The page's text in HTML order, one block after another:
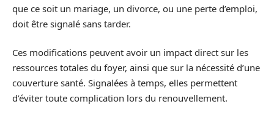
que ce soit un mariage, un divorce, ou une perte d’emploi,
doit être signalé sans tarder.
Ces modifications peuvent avoir un impact direct sur les
ressources totales du foyer, ainsi que sur la nécessité d’une
couverture santé. Signalées à temps, elles permettent
d’éviter toute complication lors du renouvellement.